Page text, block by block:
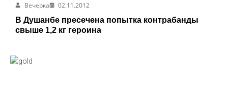
Вечерка
02.11.2012
В Душанбе пресечена попытка контрабанды
свыше 1,2 кг героина